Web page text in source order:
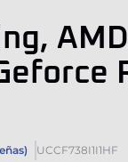
UCCF738I1I1HF